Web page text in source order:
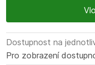
Dostupnost na
Pro zobrazení